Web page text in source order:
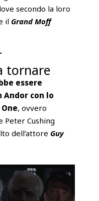
secondo la loro
il Grand Moff
tornare
essere
con lo
, ovvero
Peter Cushing
dell’attore Guy